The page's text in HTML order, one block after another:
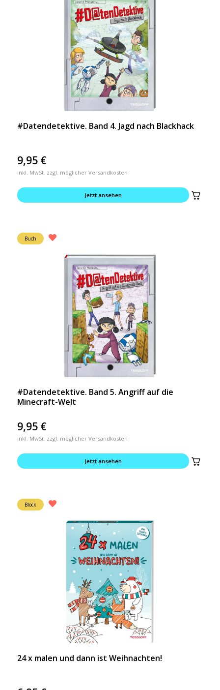
#Datendetektive. Band 4. Jagd nach Blackhack
9,95 €
inkl. MwSt. zzgl. möglicher Versandkosten
Jetzt ansehen
Buch
#Datendetektive. Band 5. Angriff auf die
Minecraft-Welt
9,95 €
inkl. MwSt. zzgl. möglicher Versandkosten
Jetzt ansehen
Block
24 x malen und dann ist Weihnachten!